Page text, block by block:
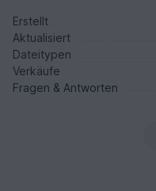
Erstellt
Aktualisiert
Dateitypen
Verkäufe
Fragen & Antworten